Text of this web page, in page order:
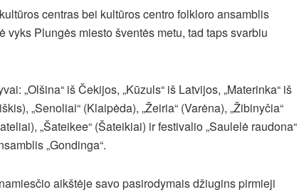
centras bei kultūros centro folkloro ansamblis
vyks Plungės miesto šventės metu, tad taps svarbiu
„Olšina“ iš Čekijos, „Kūzuls“ iš Latvijos, „Materinka“ iš
„Senoliai“ (Klaipėda), „Žeiria“ (Varėna), „Žibinyčia“
„Šateikee“ (Šateikiai) ir festivalio „Saulelė raudona“
„Gondinga“.
aikštėje savo pasirodymais džiugins pirmieji